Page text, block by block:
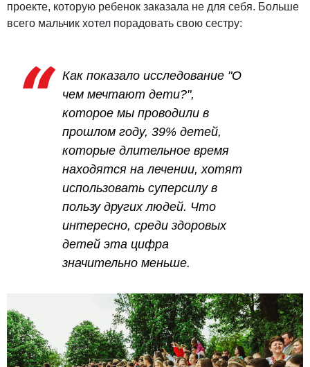
проекте, которую ребенок заказала не для себя. Больше
всего мальчик хотел порадовать свою сестру:
Как показало исследование "О
чем мечтают дети?",
которое мы проводили в
прошлом году, 39% детей,
которые длительное время
находятся на лечении, хотят
использовать суперсилу в
пользу других людей. Что
интересно, среди здоровых
детей эта цифра
значительно меньше.